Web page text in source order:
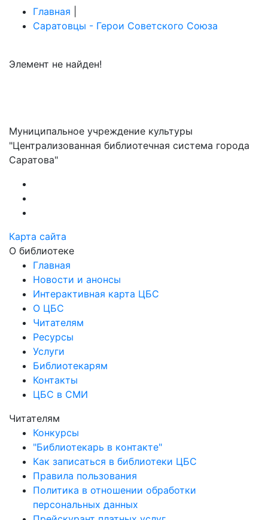
Главная
Саратовцы - Герои Советского Союза
Элемент не найден!
Муниципальное учреждение культуры
"Централизованная библиотечная система города
Саратова"
Карта сайта
О библиотеке
Главная
Новости и анонсы
Интерактивная карта ЦБС
О ЦБС
Читателям
Ресурсы
Услуги
Библиотекарям
Контакты
ЦБС в СМИ
Читателям
Конкурсы
"Библиотекарь в контакте"
Как записаться в библиотеки ЦБС
Правила пользования
Политика в отношении обработки
персональных данных